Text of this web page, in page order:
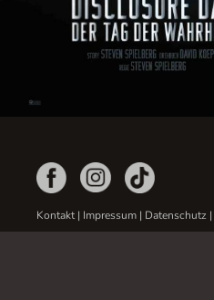
Kontakt| Impressum | Datenschutz |